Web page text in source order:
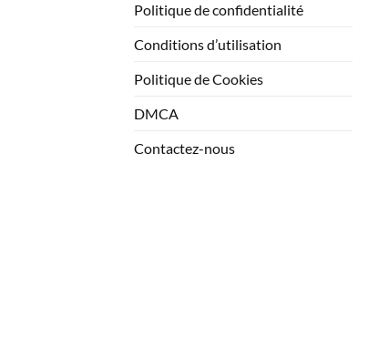
Politique de confidentialité
Conditions d’utilisation
Politique de Cookies
DMCA
Contactez-nous